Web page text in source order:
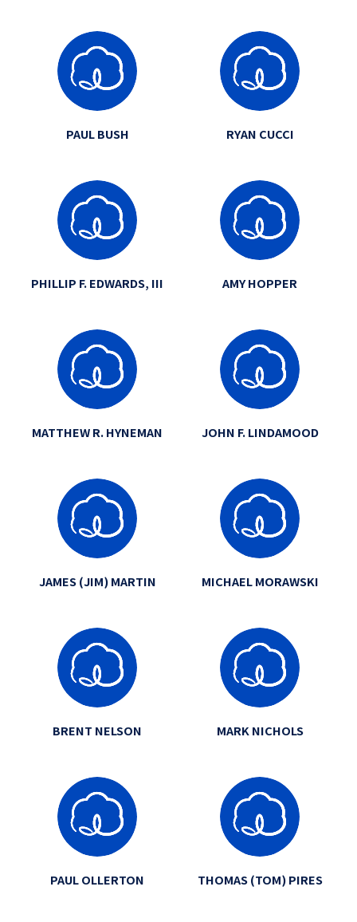
PAUL BUSH RYAN CUCCI
PHILLIP F. EDWARDS, III AMY HOPPER
MATTHEW R. HYNEMAN JOHN F. LINDAMOOD
JAMES (JIM) MARTIN MICHAEL MORAWSKI
BRENT NELSON MARK NICHOLS
PAUL OLLERTON THOMAS (TOM) PIRES